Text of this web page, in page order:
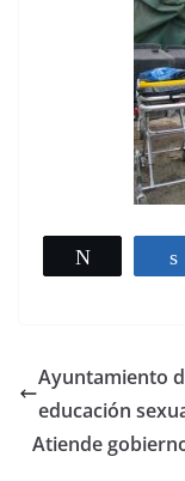
Ayuntamiento
educación
Atiende